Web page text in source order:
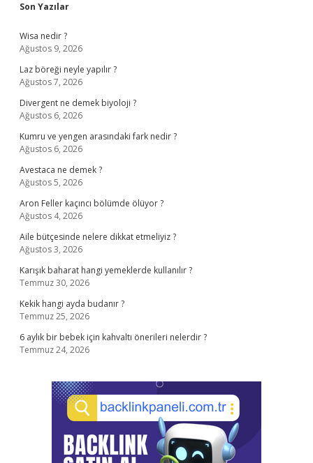
Sidebar
Son Yazılar
Wisa nedir ?
Ağustos 9, 2026
Laz böreği neyle yapılır ?
Ağustos 7, 2026
Divergent ne demek biyoloji ?
Ağustos 6, 2026
Kumru ve yengen arasındaki fark nedir ?
Ağustos 6, 2026
Avestaca ne demek ?
Ağustos 5, 2026
Aron Feller kaçıncı bölümde ölüyor ?
Ağustos 4, 2026
Aile bütçesinde nelere dikkat etmeliyiz ?
Ağustos 3, 2026
Karışık baharat hangi yemeklerde kullanılır ?
Temmuz 30, 2026
Kekik hangi ayda budanır ?
Temmuz 25, 2026
6 aylık bir bebek için kahvaltı önerileri nelerdir ?
Temmuz 24, 2026